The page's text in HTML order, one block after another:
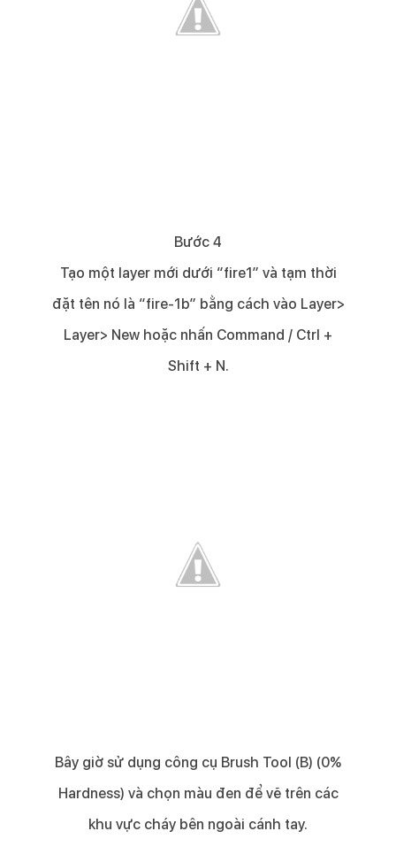
Bước 4​
Tạo một layer mới dưới “fire1” và tạm thời
đặt tên nó là “fire-1b” bằng cách vào Layer>
Layer> New hoặc nhấn Command / Ctrl +
Shift + N.​
Bây giờ sử dụng công cụ Brush Tool (B) (0%
Hardness) và chọn màu đen để vẽ trên các
khu vực cháy bên ngoài cánh tay.​